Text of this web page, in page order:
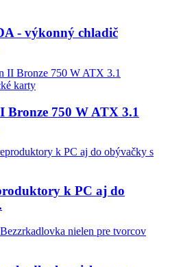
- výkonný chladič
750 W ATX 3.1
k PC aj do